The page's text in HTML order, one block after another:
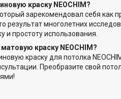
краску NEOCHIM?
зарекомендовал себя
результат многолетних
и простоту использования.
краску NEOCHIM?
краску для потолка
Преобразите свой